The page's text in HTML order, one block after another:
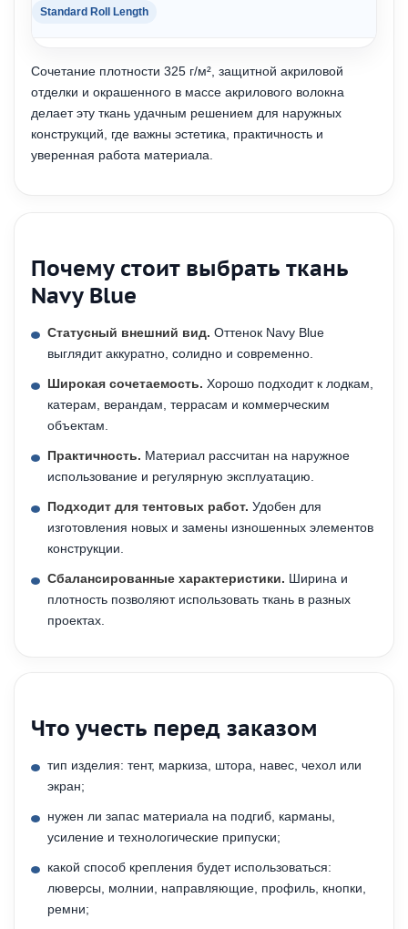
Standard Roll Length
Сочетание плотности 325 г/м², защитной акриловой
отделки и окрашенного в массе акрилового волокна
делает эту ткань удачным решением для наружных
конструкций, где важны эстетика, практичность и
уверенная работа материала.
Почему стоит выбрать ткань
Navy Blue
Статусный внешний вид. Оттенок Navy Blue
выглядит аккуратно, солидно и современно.
Широкая сочетаемость. Хорошо подходит к лодкам,
катерам, верандам, террасам и коммерческим
объектам.
Практичность. Материал рассчитан на наружное
использование и регулярную эксплуатацию.
Подходит для тентовых работ. Удобен для
изготовления новых и замены изношенных элементов
конструкции.
Сбалансированные характеристики. Ширина и
плотность позволяют использовать ткань в разных
проектах.
Что учесть перед заказом
тип изделия: тент, маркиза, штора, навес, чехол или
экран;
нужен ли запас материала на подгиб, карманы,
усиление и технологические припуски;
какой способ крепления будет использоваться:
люверсы, молнии, направляющие, профиль, кнопки,
ремни;